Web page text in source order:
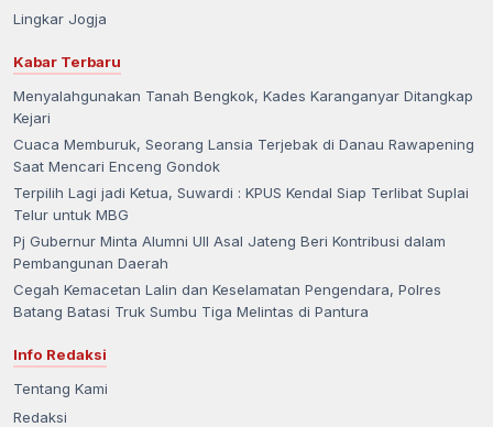
Lingkar Jogja
Kabar Terbaru
Menyalahgunakan Tanah Bengkok, Kades Karanganyar Ditangkap
Kejari
Cuaca Memburuk, Seorang Lansia Terjebak di Danau Rawapening
Saat Mencari Enceng Gondok
Terpilih Lagi jadi Ketua, Suwardi : KPUS Kendal Siap Terlibat Suplai
Telur untuk MBG
Pj Gubernur Minta Alumni UII Asal Jateng Beri Kontribusi dalam
Pembangunan Daerah
Cegah Kemacetan Lalin dan Keselamatan Pengendara, Polres
Batang Batasi Truk Sumbu Tiga Melintas di Pantura
Info Redaksi
Tentang Kami
Redaksi